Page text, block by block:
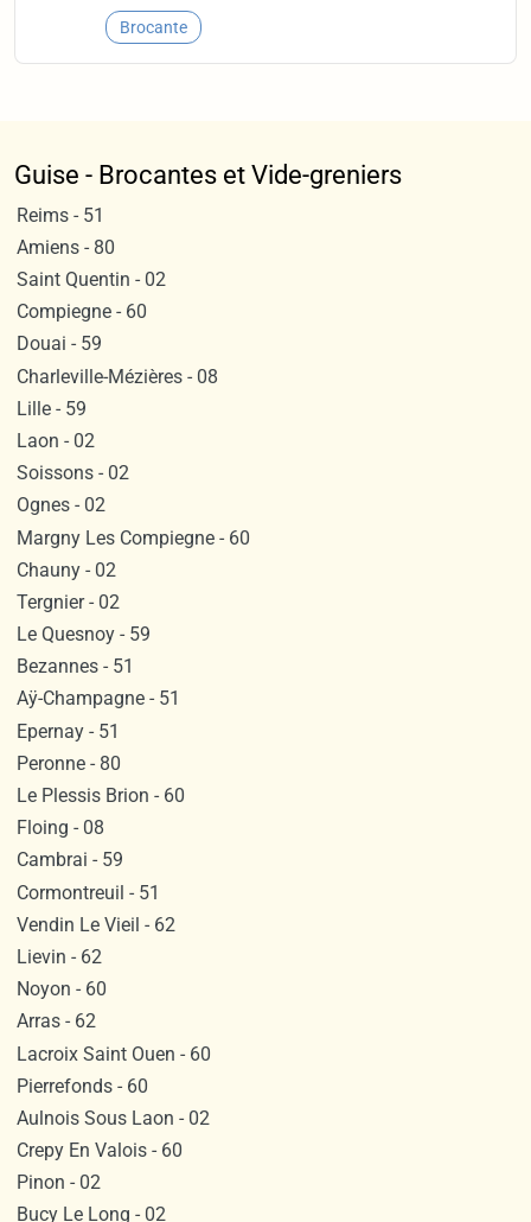
Brocante
Guise - Brocantes et Vide-greniers
Reims - 51
Amiens - 80
Saint Quentin - 02
Compiegne - 60
Douai - 59
Charleville-Mézières - 08
Lille - 59
Laon - 02
Soissons - 02
Ognes - 02
Margny Les Compiegne - 60
Chauny - 02
Tergnier - 02
Le Quesnoy - 59
Bezannes - 51
Aÿ-Champagne - 51
Epernay - 51
Peronne - 80
Le Plessis Brion - 60
Floing - 08
Cambrai - 59
Cormontreuil - 51
Vendin Le Vieil - 62
Lievin - 62
Noyon - 60
Arras - 62
Lacroix Saint Ouen - 60
Pierrefonds - 60
Aulnois Sous Laon - 02
Crepy En Valois - 60
Pinon - 02
Bucy Le Long - 02